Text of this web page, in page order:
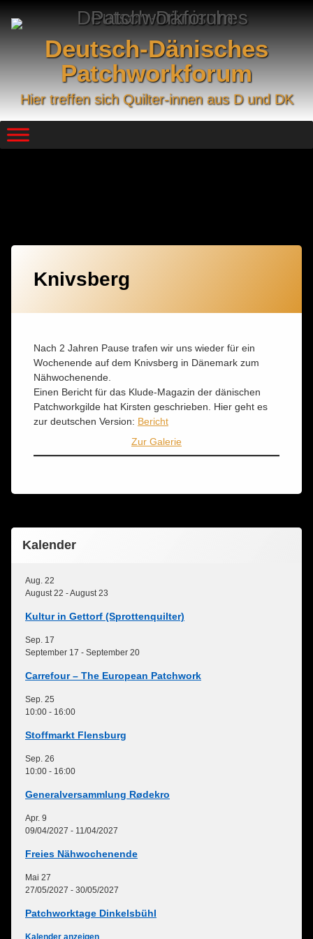
Deutsch-Dänisches
Patchworkforum
Hier treffen sich Quilter-innen aus D und DK
Knivsberg
Nach 2 Jahren Pause trafen wir uns wieder für ein
Wochenende auf dem Knivsberg in Dänemark zum
Nähwochenende.
Einen Bericht für das Klude-Magazin der dänischen
Patchworkgilde hat Kirsten geschrieben. Hier geht es
zur deutschen Version: Bericht
Zur Galerie
Kalender
Aug. 22
August 22 -August 23
Kultur in Gettorf (Sprottenquilter)
Sep. 17
September 17 - September 20
Carrefour – The European Patchwork
Sep. 25
10:00 - 16:00
Stoffmarkt Flensburg
Sep. 26
10:00 - 16:00
Generalversammlung Rødekro
Apr. 9
09/04/2027 - 11/04/2027
Freies Nähwochenende
Mai 27
27/05/2027 - 30/05/2027
Patchworktage Dinkelsbühl